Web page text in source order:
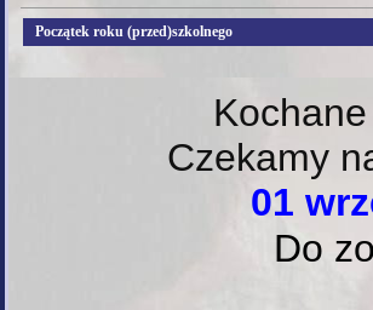
Początek roku (przed)szkolnego
Czekamy
01
Do